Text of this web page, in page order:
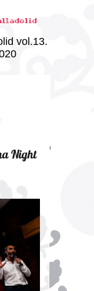
vol.13.
Night Comments